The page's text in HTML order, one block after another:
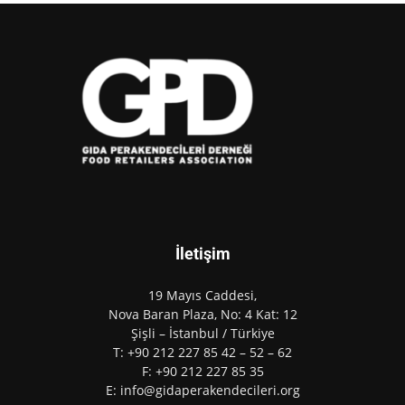
İletişim
19 Mayıs Caddesi,
Nova Baran Plaza, No: 4 Kat: 12
Şişli – İstanbul / Türkiye
T: +90 212 227 85 42 – 52 – 62
F: +90 212 227 85 35
E: info@gidaperakendecileri.org